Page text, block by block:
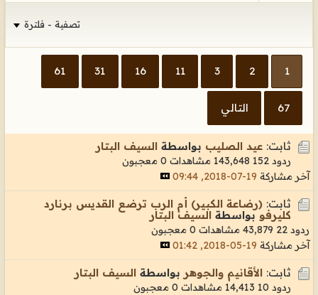
تصفية - فلترة
1
2
3
11
16
31
61
67 التالي
ثابت: عيد الصليب بواسطة السيف البتار
ردود 152 143,648 مشاهدات
0 معجبون
آخر مشاركة 19-07-2018, 09:44
ثابت: (رضاعة الكبير) أم الرب ترضع القديس برنارد
كليرفو بواسطة السيف البتار
ردود 22 43,879 مشاهدات
0 معجبون
آخر مشاركة 19-05-2018, 01:42
ثابت: الأقانيم والجوهر بواسطة السيف البتار
ردود 10 14,413 مشاهدات
0 معجبون